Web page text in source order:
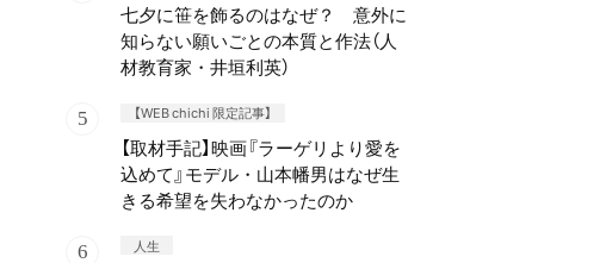
七夕に笹を飾るのはなぜ？ 意外に
知らない願いごとの本質と作法（人
材教育家・井垣利英）
【WEB chichi 限定記事】
【取材手記】映画『ラーゲリより愛を
込めて』モデル・山本幡男はなぜ生
きる希望を失わなかったのか
人生